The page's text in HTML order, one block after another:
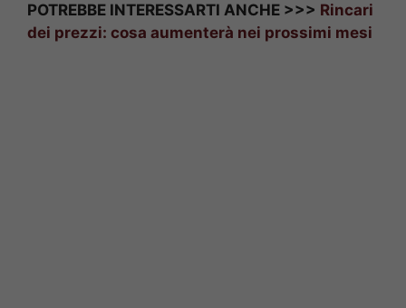
POTREBBE INTERESSARTI ANCHE >>> Rincari
dei prezzi: cosa aumenterà nei prossimi mesi